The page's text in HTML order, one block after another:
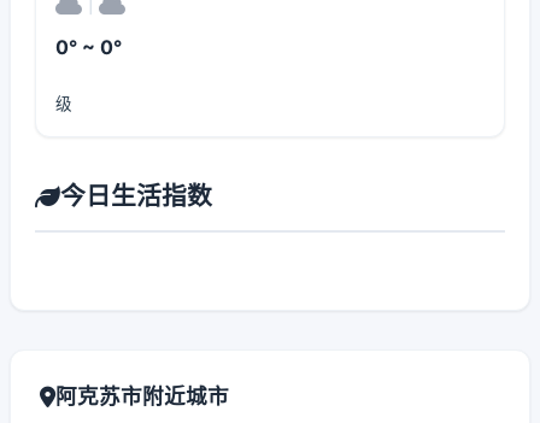
0° ~ 0°
级
今日生活指数
阿克苏市附近城市